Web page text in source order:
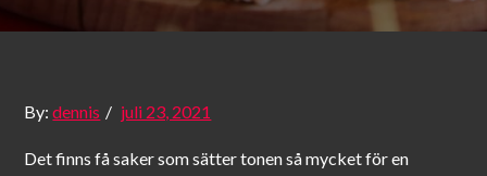
By:dennis
Posted
juli 23, 2021
Det finns få saker som sätter tonen så mycket för en